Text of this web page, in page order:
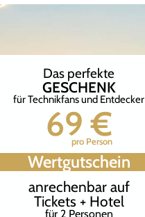
Das perfekte
GESCHENK
für Technikfans und Entdecker
69 €
pro Person
Wertgutschein
anrechenbar auf
Tickets + Hotel
für 2 Personen